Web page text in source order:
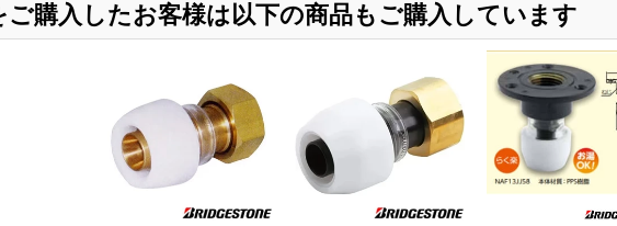
ご購入したお客様は以下の商品もご購入しています